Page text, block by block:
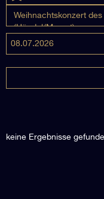
Weihnachtskonzert
(Händel/Mozart)
keine Ergebnisse